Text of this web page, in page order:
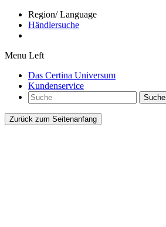
Region/ Language
Händlersuche
Menu Left
Das Certina Universum
Kundenservice
Suche
Zurück zum Seitenanfang